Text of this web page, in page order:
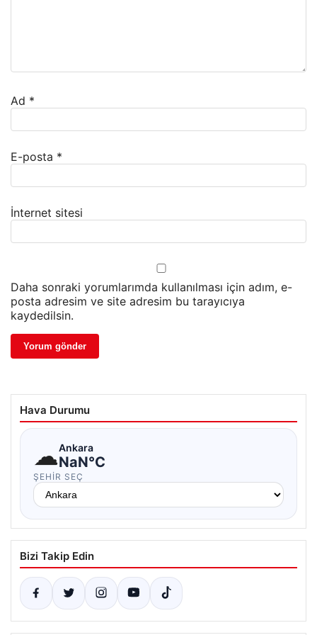
Ad *
E-posta *
İnternet sitesi
Daha sonraki yorumlarımda kullanılması için adım, e-
posta adresim ve site adresim bu tarayıcıya
kaydedilsin.
Hava Durumu
☁Ankara
NaN°C
ŞEHIR SEÇ
Bizi Takip Edin